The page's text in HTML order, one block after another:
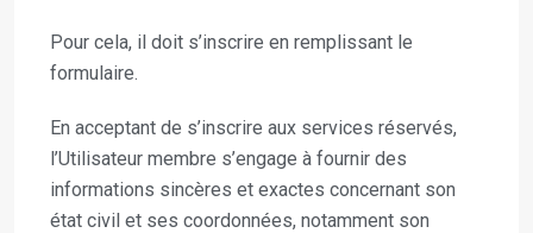
Pour cela, il doit s’inscrire en remplissant le
formulaire.
En acceptant de s’inscrire aux services réservés,
l’Utilisateur membre s’engage à fournir des
informations sincères et exactes concernant son
état civil et ses coordonnées, notamment son